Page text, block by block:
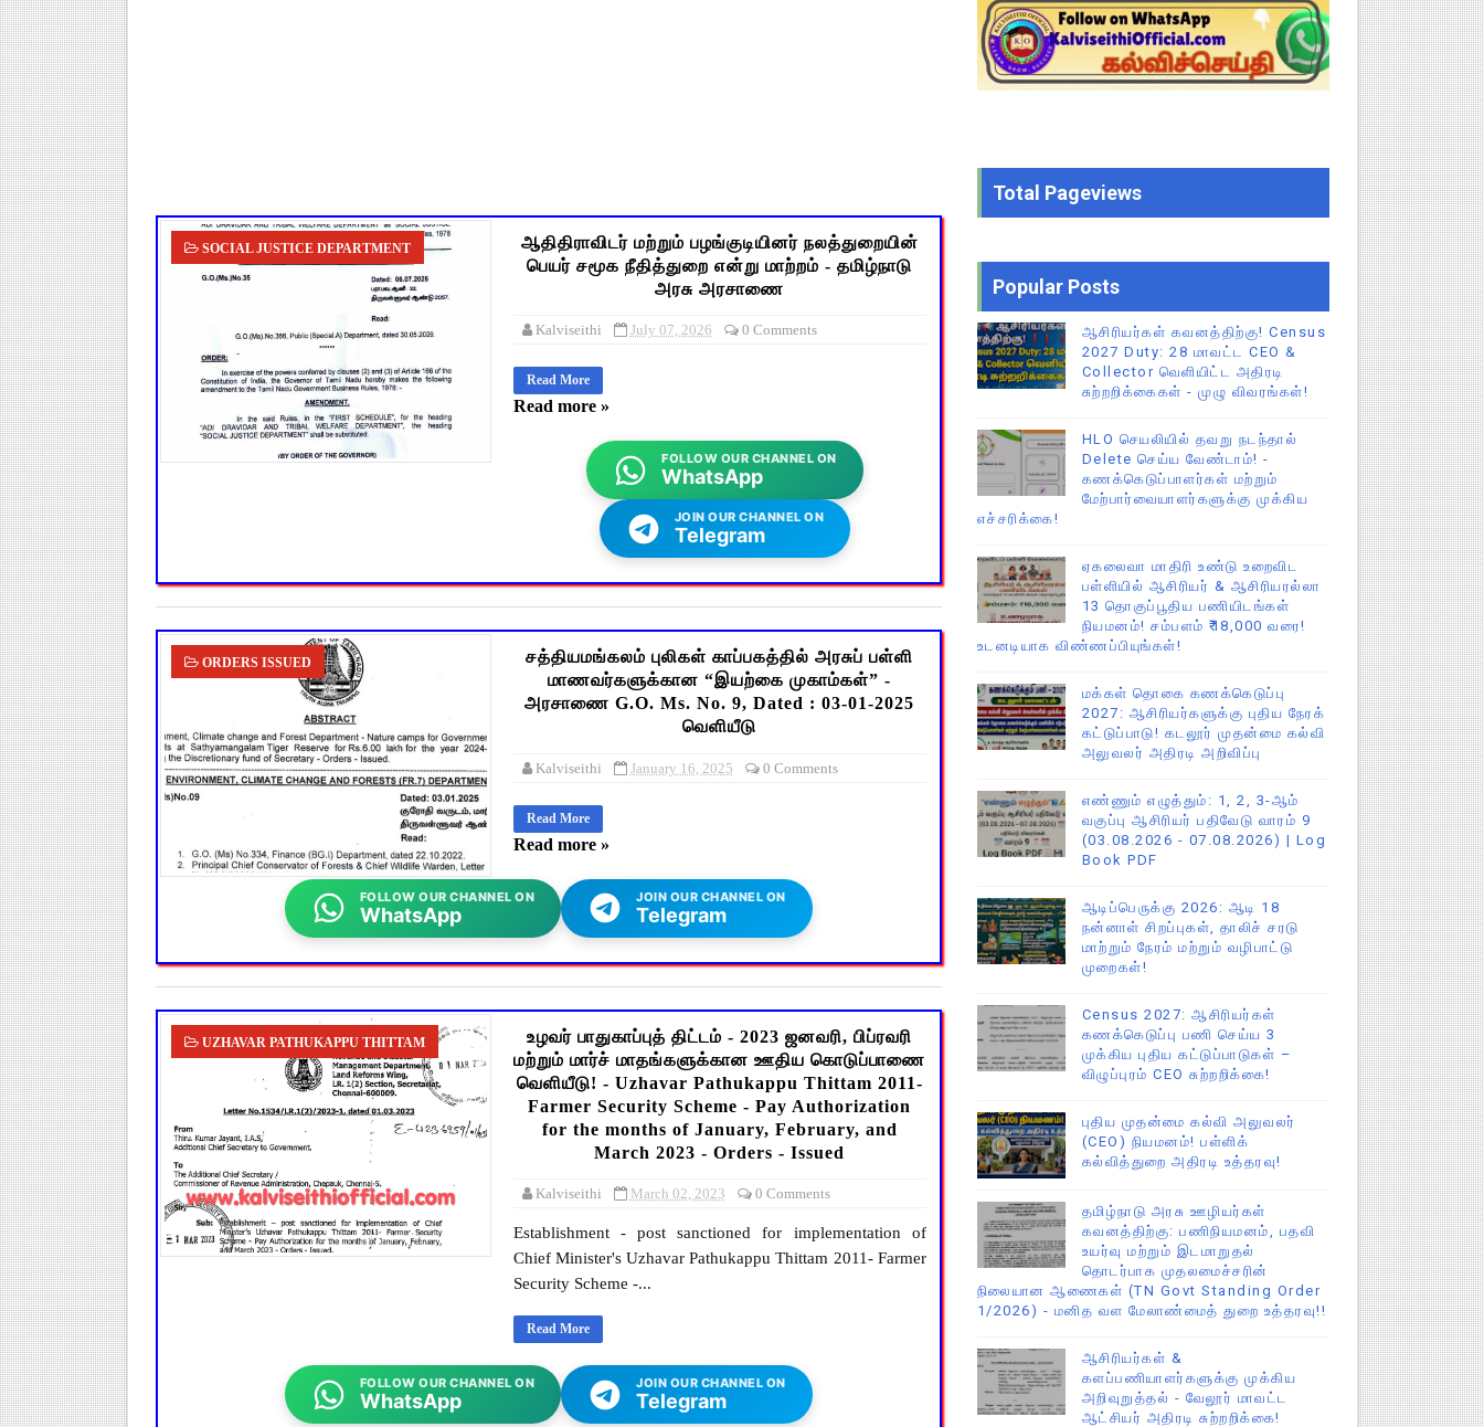
TN Budget 2026-2027 Highlights: மாணவர்களுக்கு இலவச லேப்டாப், சைக்கிள் & AI பயிற்சி - கல்வி, வேலைவாய்ப்பு, மகளிர் நலன் & புதிய திட்டங்களின் முழு
பள்ளி மாணவர்களுக்கு 4 செட் இலவச சீருடை: EMIS தளத்தில் விவரங்களை பதிவிட அவகாசம்! - தொடக்கக் கல்வித் துறை சுற்றறிக்கை!
TN SSLC Supplementary Result 2026: 10-ஆம் வகுப்பு துணைத் தேர்வு முடிவுகள் வெளியீடு! தற்காலிக மதிப்பெண் சான்றிதழ் பதிவிறக்கம் செய்வது எப்படி? DGE முக்கிய
July 2026 Pay Slip Download: IFHRMS களஞ்சியம் வலைதளத்தில் ஜூலை மாத சம்பள சீட் டவுன்லோட் செய்யும் முறை!
SOCIAL JUSTICE DEPARTMENT
ஆதிதிராவிடர் மற்றும் பழங்குடியினர் நலத்துறையின்
பெயர் சமூக நீதித்துறை என்று மாற்றம் - தமிழ்நாடு
அரசு அரசாணை
Kalviseithi July 07, 2026 0 Comments
Read More
Read more »
FOLLOW OUR CHANNEL ON
WhatsApp
JOIN OUR CHANNEL ON
Telegram
ORDERS ISSUED
சத்தியமங்கலம் புலிகள் காப்பகத்தில் அரசுப் பள்ளி
மாணவர்களுக்கான “இயற்கை முகாம்கள்” -
அரசாணை G.O. Ms. No. 9, Dated : 03-01-2025
வெளியீடு
Kalviseithi January 16, 2025 0 Comments
Read More
Read more »
FOLLOW OUR CHANNEL ON
WhatsApp
JOIN OUR CHANNEL ON
Telegram
UZHAVAR PATHUKAPPU THITTAM
உழவர் பாதுகாப்புத் திட்டம் - 2023 ஜனவரி, பிப்ரவரி
மற்றும் மார்ச் மாதங்களுக்கான ஊதிய கொடுப்பாணை
வெளியீடு! - Uzhavar Pathukappu Thittam 2011-
Farmer Security Scheme - Pay Authorization
for the months of January, February, and
March 2023 - Orders - Issued
Kalviseithi March 02, 2023 0 Comments
Establishment - post sanctioned for implementation of
Chief Minister's Uzhavar Pathukappu Thittam 2011- Farmer
Security Scheme -...
Read More
FOLLOW OUR CHANNEL ON
WhatsApp
JOIN OUR CHANNEL ON
Telegram
Total Pageviews
Popular Posts
ஆசிரியர்கள் கவனத்திற்கு! Census
2027 Duty: 28 மாவட்ட CEO &
Collector வெளியிட்ட அதிரடி
சுற்றறிக்கைகள் - முழு விவரங்கள்!
HLO செயலியில் தவறு நடந்தால்
Delete செய்ய வேண்டாம்! -
கணக்கெடுப்பாளர்கள் மற்றும்
மேற்பார்வையாளர்களுக்கு முக்கிய
எச்சரிக்கை!
ஏகலைவா மாதிரி உண்டு உறைவிட
பள்ளியில் ஆசிரியர் & ஆசிரியரல்லா
13 தொகுப்பூதிய பணியிடங்கள்
நியமனம்! சம்பளம் ₹18,000 வரை!
உடனடியாக விண்ணப்பியுங்கள்!
மக்கள் தொகை கணக்கெடுப்பு
2027: ஆசிரியர்களுக்கு புதிய நேரக்
கட்டுப்பாடு! கடலூர் முதன்மை கல்வி
அலுவலர் அதிரடி அறிவிப்பு
எண்ணும் எழுத்தும்: 1, 2, 3-ஆம்
வகுப்பு ஆசிரியர் பதிவேடு வாரம் 9
(03.08.2026 - 07.08.2026) | Log
Book PDF
ஆடிப்பெருக்கு 2026: ஆடி 18
நன்னாள் சிறப்புகள், தாலிச் சரடு
மாற்றும் நேரம் மற்றும் வழிபாட்டு
முறைகள்!
Census 2027: ஆசிரியர்கள்
கணக்கெடுப்பு பணி செய்ய 3
முக்கிய புதிய கட்டுப்பாடுகள் –
விழுப்புரம் CEO சுற்றறிக்கை!
புதிய முதன்மை கல்வி அலுவலர்
(CEO) நியமனம்! பள்ளிக்
கல்வித்துறை அதிரடி உத்தரவு!
தமிழ்நாடு அரசு ஊழியர்கள்
கவனத்திற்கு: பணிநியமனம், பதவி
உயர்வு மற்றும் இடமாறுதல்
தொடர்பாக முதலமைச்சரின்
நிலையான ஆணைகள் (TN Govt Standing Order
1/2026) - மனித வள மேலாண்மைத் துறை உத்தரவு!!
ஆசிரியர்கள் &
களப்பணியாளர்களுக்கு முக்கிய
அறிவுறுத்தல் - வேலூர் மாவட்ட
ஆட்சியர் அதிரடி சுற்றறிக்கை!